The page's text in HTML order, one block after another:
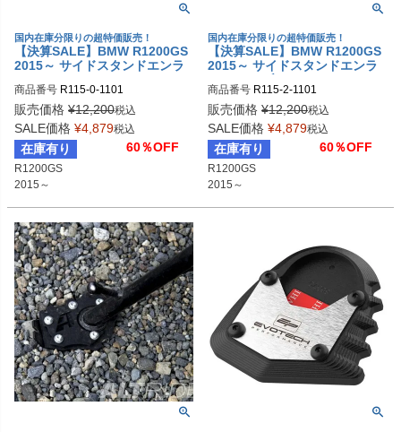
国内在庫分限りの超特価販売！
【決算SALE】BMW R1200GS
2015～ サイドスタンドエンラ
商品番号 R115-0-1101
alt_R115-0-11011
販売価格 ¥12,200税込
SALE価格 ¥4,879税込
在庫有り 60％OFF
R1200GS
2015～
国内在庫分限りの超特価販売！
【決算SALE】BMW R1200GS
2015～ サイドスタンドエンラ
商品番号 R115-2-1101
alt_R115-2-1101
販売価格 ¥12,200税込
SALE価格 ¥4,879税込
在庫有り 60％OFF
R1200GS
2015～